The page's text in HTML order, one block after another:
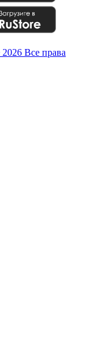
Все права